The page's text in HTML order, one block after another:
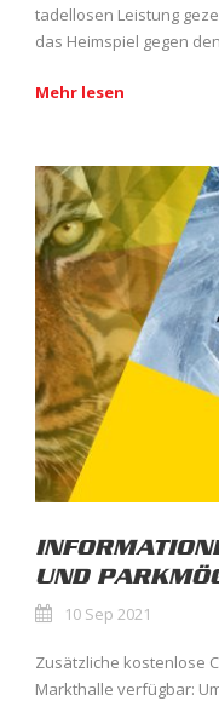
tadellosen Leistung
das Heimspiel gegen
Mehr lesen
UND
10 Sep 2021
Zusätzliche kostenlose
Markthalle verfügbar: